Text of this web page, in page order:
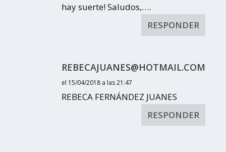
hay suerte! Saludos,….
RESPONDER
REBECAJUANES@HOTMAIL.COM
el 15/04/2018 a las 21:47
REBECA FERNÁNDEZ JUANES
RESPONDER